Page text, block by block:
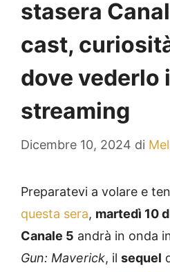
stasera
cast,
dove vederlo
streaming
Dicembre 10, 2024 di
Preparatevi a volare e
questa sera, martedì 10
Canale 5 andrà in onda
Gun: Maverick, il sequel